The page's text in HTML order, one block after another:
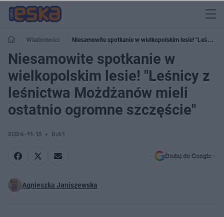
Wiadomości
Niesamowite spotkanie w wielkopolskim lesie! "Leśnicy
z leśnictwa Możdżanów mieli ostatnio ogromne szczęście"
Niesamowite spotkanie w
wielkopolskim lesie! "Leśnicy z
leśnictwa Możdżanów mieli
ostatnio ogromne szczęście"
2024-11-13 9:41
Dodaj do Google
Agnieszka Janiszewska